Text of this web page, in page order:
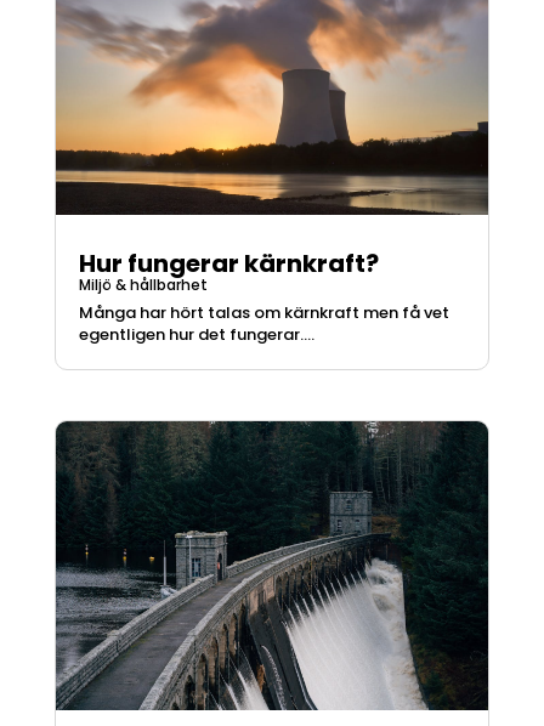
Hur fungerar kärnkraft?
Miljö & hållbarhet
Många har hört talas om kärnkraft men få vet
egentligen hur det fungerar....